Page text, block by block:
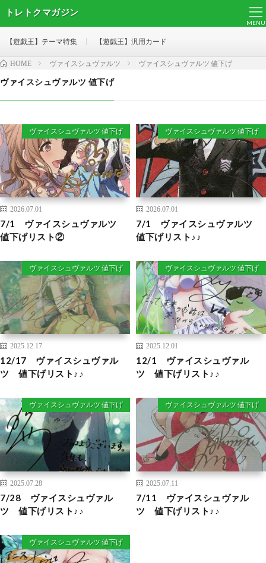
トレトクマガジン
MENU
【遊戯王】テーマ特集 【遊戯王】汎用カード
HOME ヴァイスシュヴァルツ ヴァイスシュヴァルツ 値下げ
ヴァイスシュヴァルツ 値下げ
ヴァイスシュヴァルツ 値下げ
2026.07.01
7/1 ヴァイスシュヴァルツ
値下げリスト②
ヴァイスシュヴァルツ 値下げ
2026.07.01
7/1 ヴァイスシュヴァルツ
値下げリスト♪♪
ヴァイスシュヴァルツ 値下げ
2025.12.17
12/17 ヴァイスシュヴァル
ツ 値下げリスト♪♪
ヴァイスシュヴァルツ 値下げ
2025.12.01
12/1 ヴァイスシュヴァル
ツ 値下げリスト♪♪
ヴァイスシュヴァルツ 値下げ
2025.07.28
7/28 ヴァイスシュヴァル
ツ 値下げリスト♪♪
ヴァイスシュヴァルツ 値下げ
2025.07.11
7/11 ヴァイスシュヴァル
ツ 値下げリスト♪♪
ヴァイスシュヴァルツ 値下げ